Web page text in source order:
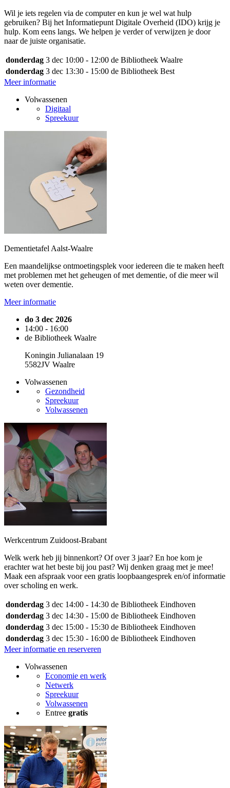
Wil je iets regelen via de computer en kun je wel wat hulp
gebruiken? Bij het Informatiepunt Digitale Overheid (IDO) krijg je
hulp. Kom eens langs. We helpen je verder of verwijzen je door
naar de juiste organisatie.
donderdag 3 dec 10:00 - 12:00 de Bibliotheek Waalre
donderdag 3 dec 13:30 - 15:00 de Bibliotheek Best
Meer informatie
Volwassenen
Digitaal
Spreekuur
Dementietafel Aalst-Waalre
Een maandelijkse ontmoetingsplek voor iedereen die te maken heeft
met problemen met het geheugen of met dementie, of die meer wil
weten over dementie.
Meer informatie
do 3 dec 2026
14:00 - 16:00
de Bibliotheek Waalre
Koningin Julianalaan 19
5582JV Waalre
Volwassenen
Gezondheid
Spreekuur
Volwassenen
Werkcentrum Zuidoost-Brabant
Welk werk heb jij binnenkort? Of over 3 jaar? En hoe kom je
erachter wat het beste bij jou past? Wij denken graag met je mee!
Maak een afspraak voor een gratis loopbaangesprek en/of informatie
over scholing en werk.
donderdag 3 dec 14:00 - 14:30 de Bibliotheek Eindhoven
donderdag 3 dec 14:30 - 15:00 de Bibliotheek Eindhoven
donderdag 3 dec 15:00 - 15:30 de Bibliotheek Eindhoven
donderdag 3 dec 15:30 - 16:00 de Bibliotheek Eindhoven
Meer informatie en reserveren
Volwassenen
Economie en werk
Netwerk
Spreekuur
Volwassenen
Entree gratis